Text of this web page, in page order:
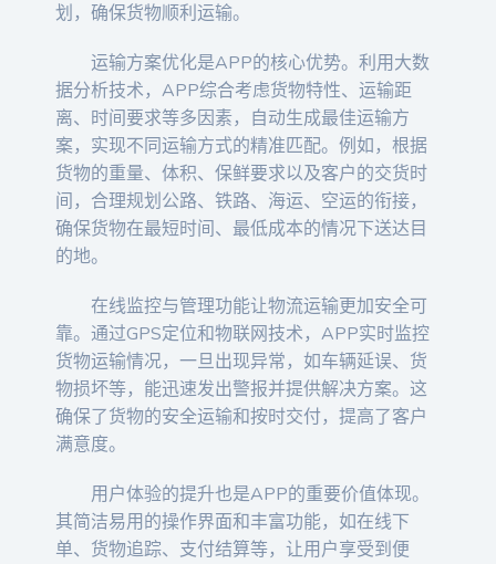
划，确保货物顺利运输。
运输方案优化是APP的核心优势。利用大数
据分析技术，APP综合考虑货物特性、运输距
离、时间要求等多因素，自动生成最佳运输方
案，实现不同运输方式的精准匹配。例如，根据
货物的重量、体积、保鲜要求以及客户的交货时
间，合理规划公路、铁路、海运、空运的衔接，
确保货物在最短时间、最低成本的情况下送达目
的地。
在线监控与管理功能让物流运输更加安全可
靠。通过GPS定位和物联网技术，APP实时监控
货物运输情况，一旦出现异常，如车辆延误、货
物损坏等，能迅速发出警报并提供解决方案。这
确保了货物的安全运输和按时交付，提高了客户
满意度。
用户体验的提升也是APP的重要价值体现。
其简洁易用的操作界面和丰富功能，如在线下
单、货物追踪、支付结算等，让用户享受到便